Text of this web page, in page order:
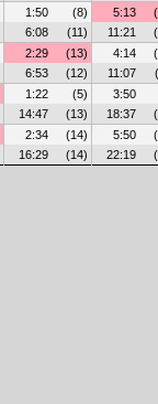
1:50 (8) 5:13
6:08 (11) 11:21
2:29 (13) 4:14
6:53 (12) 11:07
1:22 (5)
3:50
14:47 (13) 18:37
2:34 (14) 5:50
16:29 (14) 22:19